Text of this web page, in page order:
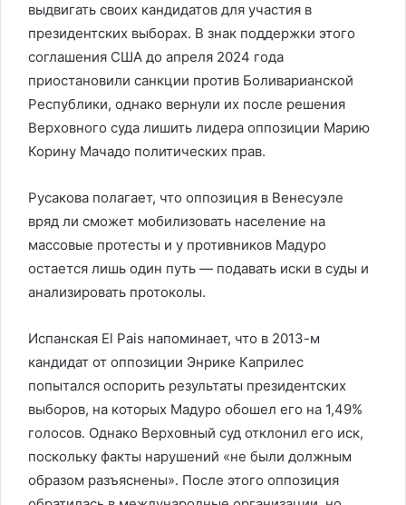
выдвигать своих кандидатов для участия в
президентских выборах. В знак поддержки этого
соглашения США до апреля 2024 года
приостановили санкции против Боливарианской
Республики, однако вернули их после решения
Верховного суда лишить лидера оппозиции Марию
Корину Мачадо политических прав.
Русакова полагает, что оппозиция в Венесуэле
вряд ли сможет мобилизовать население на
массовые протесты и у противников Мадуро
остается лишь один путь — подавать иски в суды и
анализировать протоколы.
Испанская El Pais напоминает, что в 2013-м
кандидат от оппозиции Энрике Каприлес
попытался оспорить результаты президентских
выборов, на которых Мадуро обошел его на 1,49%
голосов. Однако Верховный суд отклонил его иск,
поскольку факты нарушений «не были должным
образом разъяснены». После этого оппозиция